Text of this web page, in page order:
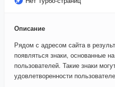
Описание
Рядом с адресом сайта в
появляться знаки, основанные
пользователей. Такие знаки
удовлетворенности